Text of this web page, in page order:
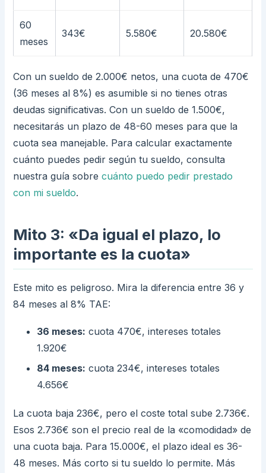
60
meses
343€ 5.580€ 20.580€
Con un sueldo de 2.000€ netos, una cuota de 470€
(36 meses al 8%) es asumible si no tienes otras
deudas significativas. Con un sueldo de 1.500€,
necesitarás un plazo de 48-60 meses para que la
cuota sea manejable. Para calcular exactamente
cuánto puedes pedir según tu sueldo, consulta
nuestra guía sobrecuánto puedo pedir prestado
con mi sueldo.
Mito 3: «Da igual el plazo, lo
importante es la cuota»
Este mito es peligroso. Mira la diferencia entre 36 y
84 meses al 8% TAE:
36 meses: cuota 470€, intereses totales
1.920€
84 meses: cuota 234€, intereses totales
4.656€
La cuota baja 236€, pero el coste total sube 2.736€.
Esos 2.736€ son el precio real de la «comodidad» de
una cuota baja. Para 15.000€, el plazo ideal es 36-
48 meses. Más corto si tu sueldo lo permite. Más